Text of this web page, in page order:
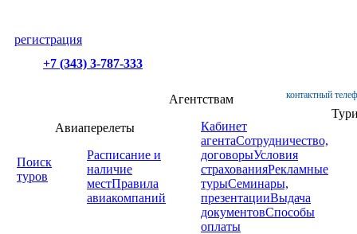
регистрация
+7 (343) 3-787-333
контактный
Поиск
туров
Авиаперелеты
Расписание и
наличие
местПравила
авиакомпаний
Агентствам
Кабинет
агентаСотрудничество,
договорыУсловия
страхованияРекламные
турыСеминары,
презентацииВыдача
документовСпособы
оплаты